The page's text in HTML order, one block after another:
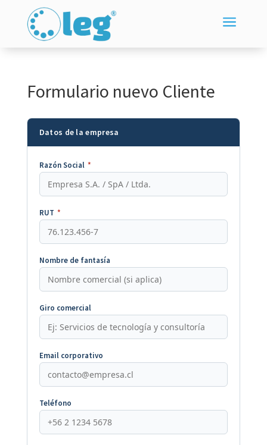
a
Formulario nuevo Cliente
Datos de la empresa
Razón Social *
RUT *
Nombre de fantasía
Giro comercial
Email corporativo
Teléfono